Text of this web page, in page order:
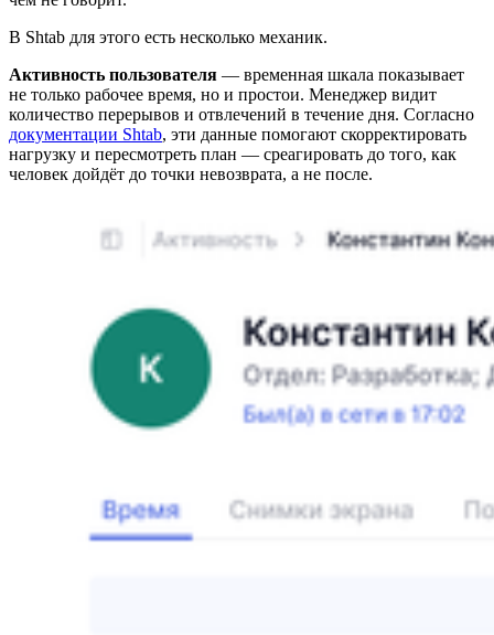
В Shtab для этого есть несколько механик.
Активность пользователя — временная шкала показывает
не только рабочее время, но и простои. Менеджер видит
количество перерывов и отвлечений в течение дня. Согласно
документации Shtab, эти данные помогают скорректировать
нагрузку и пересмотреть план — среагировать до того, как
человек дойдёт до точки невозврата, а не после.